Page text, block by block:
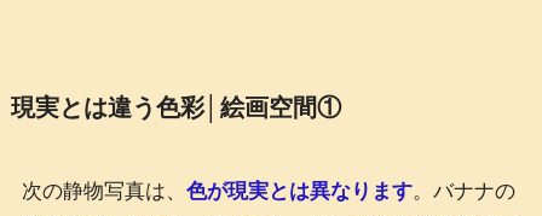
現実とは違う色彩│絵画空間①
次の静物写真は、 色が現実とは異なります。バナナの